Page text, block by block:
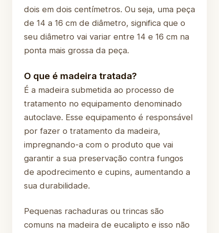
dois em dois centímetros. Ou seja, uma peça
de 14 a 16 cm de diâmetro, significa que o
seu diâmetro vai variar entre 14 e 16 cm na
ponta mais grossa da peça.
O que é madeira tratada?
É a madeira submetida ao processo de
tratamento no equipamento denominado
autoclave. Esse equipamento é responsável
por fazer o tratamento da madeira,
impregnando-a com o produto que vai
garantir a sua preservação contra fungos
de apodrecimento e cupins, aumentando a
sua durabilidade.
Pequenas rachaduras ou trincas são
comuns na madeira de eucalipto e isso não